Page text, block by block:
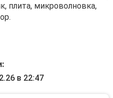
плита, микроволновка,
в 22:47